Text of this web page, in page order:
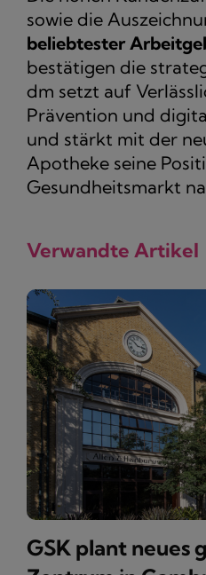
sowie die
beliebtester
bestätigen die
dm setzt auf
Prävention und
und stärkt mit der
Apotheke seine
Gesundheitsmarkt
Verwandte Artikel
GSK plant neues